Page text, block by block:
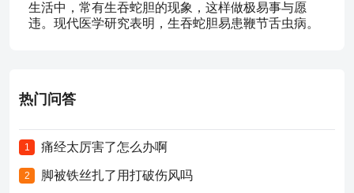
生活中，常有生吞蛇胆的现象，这样做极易事与愿
违。现代医学研究表明，生吞蛇胆易患鞭节舌虫病。
热门问答
1 痛经太厉害了怎么办啊
2 脚被铁丝扎了用打破伤风吗